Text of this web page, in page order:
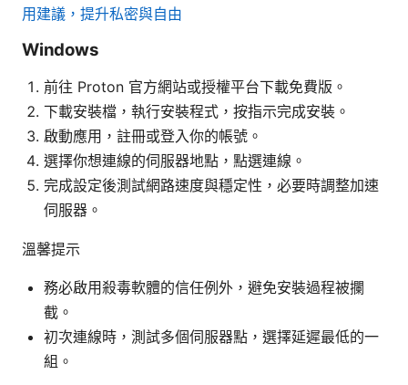
用建議，提升私密與自由
Windows
前往 Proton 官方網站或授權平台下載免費版。
下載安裝檔，執行安裝程式，按指示完成安裝。
啟動應用，註冊或登入你的帳號。
選擇你想連線的伺服器地點，點選連線。
完成設定後測試網路速度與穩定性，必要時調整加速
伺服器。
溫馨提示
務必啟用殺毒軟體的信任例外，避免安裝過程被攔
截。
初次連線時，測試多個伺服器點，選擇延遲最低的一
組。